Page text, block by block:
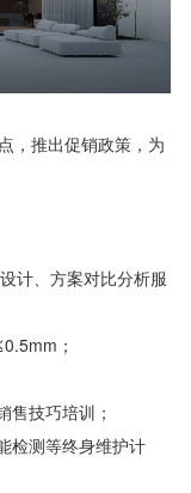
，推出促销政策，为
计、方案对比分析服
；
售技巧培训；
检测等终身维护计